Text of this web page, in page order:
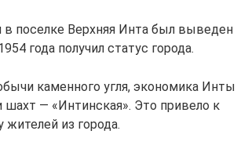
в поселке Верхняя Инта был выведен
года получил статус города.
каменного угля, экономика Инты
— «Интинская». Это привело к
из города.